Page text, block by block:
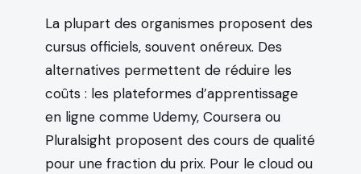
La plupart des organismes proposent des
cursus officiels, souvent onéreux. Des
alternatives permettent de réduire les
coûts : les plateformes d’apprentissage
en ligne comme Udemy, Coursera ou
Pluralsight proposent des cours de qualité
pour une fraction du prix. Pour le cloud ou